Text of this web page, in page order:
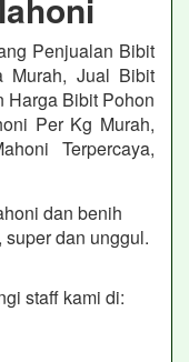
Penjualan Bibit
Murah, Jual Bibit
Harga Bibit Pohon
Per Kg Murah,
Terpercaya,
dan benih
dan unggul.
staff kami di: